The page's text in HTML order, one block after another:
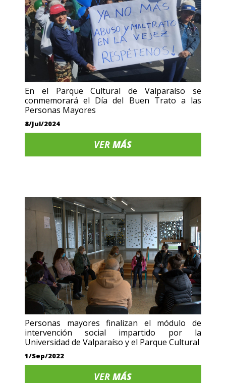
En el Parque Cultural de Valparaíso se
conmemorará el Día del Buen Trato a las
Personas Mayores
8/Jul/2024
VERMÁS
Personas mayores finalizan el módulo de
intervención social impartido por la
Universidad de Valparaíso y el Parque Cultural
1/Sep/2022
VERMÁS